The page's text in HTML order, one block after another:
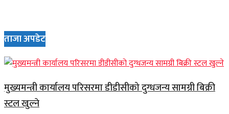
ताजा अपडेट
मुख्यमन्त्री कार्यालय परिसरमा डीडीसीको दुग्धजन्य सामग्री बिक्री
स्टल खुल्ने